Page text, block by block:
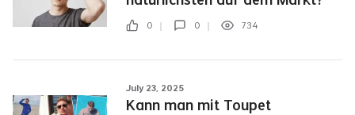
0 0 734
July 23, 2025
Kann man mit Toupet